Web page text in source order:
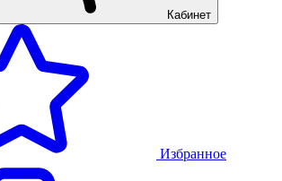
Кабинет
Избранное